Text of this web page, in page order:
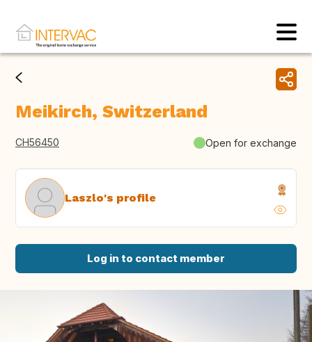
Meikirch, Switzerland
CH56450 Open for exchange
Laszlo's profile
Log in to contact member